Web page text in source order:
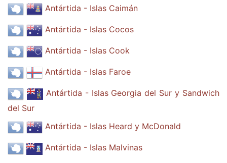
Antártida - Islas Caimán
Antártida - Islas Cocos
Antártida - Islas Cook
Antártida - Islas Faroe
Antártida - Islas Georgia del Sur y Sandwich
del Sur
Antártida - Islas Heard y McDonald
Antártida - Islas Malvinas